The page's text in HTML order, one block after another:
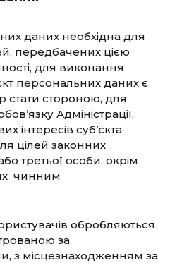
даних необхідна для
передбачених цією
для виконання
персональних даних є
стати стороною, для
Адміністрації,
інтересів суб’єкта
цілей законних
третьої особи, окрім
чинним
обробляються
за
з місцезнаходженням за